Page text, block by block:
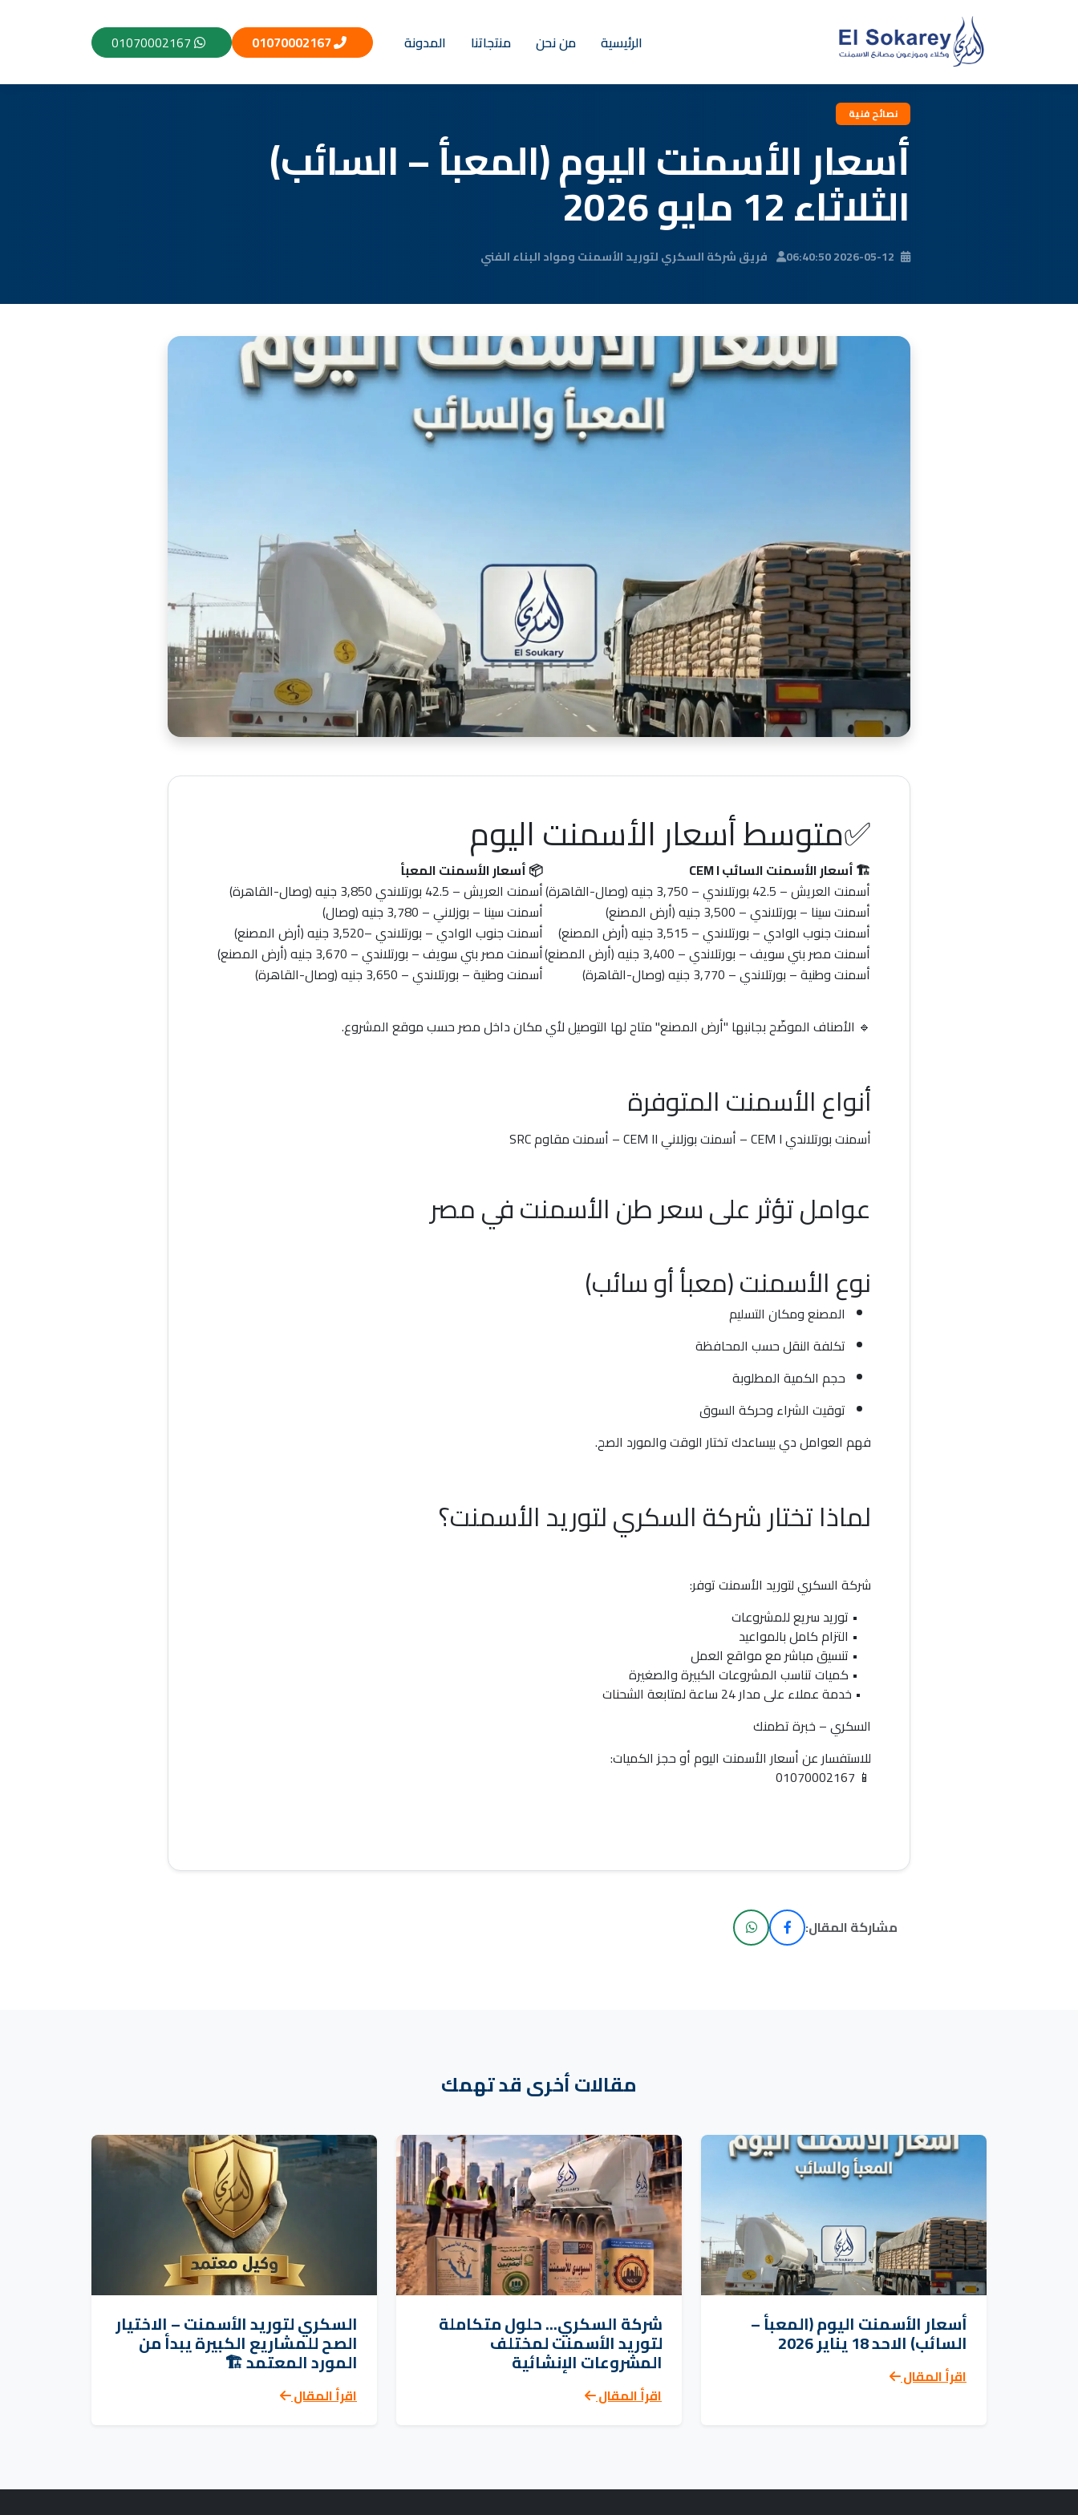
الرئيسية من نحن منتجاتنا المدونة
نصائح فنية
أسعار الأسمنت اليوم (المعبأ – السائب)
الثلاثاء 12 مايو 2026
2026-05-12 06:40:50 فريق شركة السكري لتوريد الأسمنت ومواد البناء الفني
✅متوسط أسعار الأسمنت اليوم
🏗️أسعار الأسمنت السائب CEM I 📦أسعار الأسمنت المعبأ
أسمنت العريش– 42.5 بورتلاندي – 3,750 جنيه (وصال-القاهرة)أسمنت العريش– 42.5 بورتلاندي 3,850 جنيه
(وصال-القاهرة)
أسمنت سينا – بورتلاندي – 3,500 جنيه (أرض المصنع) أسمنت سينا – بوزلاني – 3,780 جنيه
(وصال)
أسمنت جنوب الوادي– بورتلاندي – 3,515 جنيه (أرض المصنع) أسمنت جنوب الوادي– بورتلاندي –3,520 جنيه
(أرض المصنع)
أسمنت مصر بني سويف– بورتلاندي – 3,400 جنيه (أرض المصنع)أسمنت مصر بني سويف– بورتلاندي – 3,670 جنيه
(أرض المصنع)
أسمنت وطنية– بورتلاندي – 3,770 جنيه (وصال-القاهرة) أسمنت وطنية– بورتلاندي – 3,650 جنيه (وصال-القاهرة)
🔹 الأصناف الموضّح بجانبها "أرض المصنع" متاح لها التوصيل لأي مكان داخل مصر حسب موقع المشروع.
أنواع الأسمنت المتوفرة
أسمنت بورتلاندي CEM I – أسمنت بوزلاني CEM II – أسمنت مقاوم SRC
عوامل تؤثر على سعر طن الأسمنت في مصر
نوع الأسمنت (معبأ أو سائب)
المصنع ومكان التسليم
تكلفة النقل حسب المحافظة
حجم الكمية المطلوبة
توقيت الشراء وحركة السوق
فهم العوامل دي بيساعدك تختار الوقت والمورد الصح.
لماذا تختار شركة السكري لتوريد الأسمنت؟
شركة السكري لتوريد الأسمنت توفر:
• توريد سريع للمشروعات
• التزام كامل بالمواعيد
• تنسيق مباشر مع مواقع العمل
• كميات تناسب المشروعات الكبيرة والصغيرة
• خدمة عملاء على مدار 24 ساعة لمتابعة الشحنات
السكري – خبرة تطمنك
للاستفسار عنأسعار الأسمنت اليومأو حجز الكميات:
📱
01070002167
مشاركة المقال:
مقالات أخرى قد تهمك
أسعار الأسمنت اليوم (المعبأ –
السائب) الاحد 18 يناير 2026
اقرأ المقال
شركة السكري... حلول متكاملة
لتوريد الأسمنت لمختلف
المشروعات الإنشائية
اقرأ المقال
السكري لتوريد الأسمنت – الاختيار
الصح للمشاريع الكبيرة يبدأ من
المورد المعتمد 🏗️
اقرأ المقال